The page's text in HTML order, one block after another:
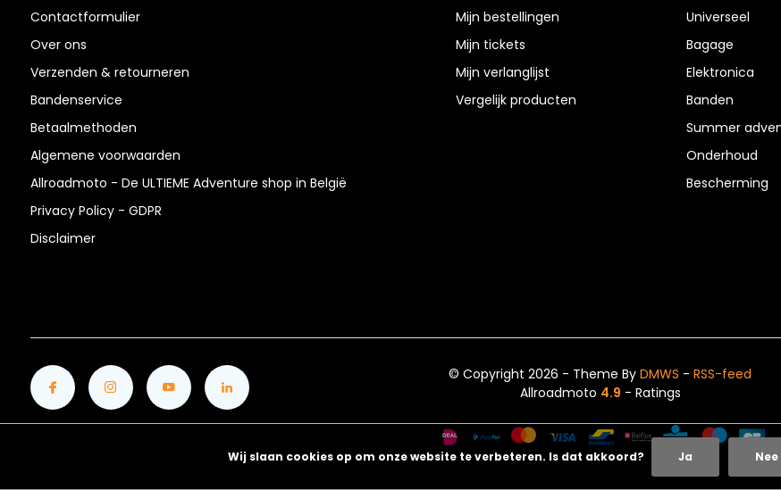
Contactformulier
Over ons
Verzenden & retourneren
Bandenservice
Betaalmethoden
Algemene voorwaarden
Allroadmoto - De ULTIEME Adventure shop in België
Privacy Policy - GDPR
Disclaimer
Mijn bestellingen
Mijn tickets
Mijn verlanglijst
Vergelijk producten
Universeel
Bagage
Elektronica
Banden
Summer
Onderhoud
Bescherming
© Copyright 2026 - Theme ByDMWS -RSS-feed
Allroadmoto 4.9 - Ratings
Wij slaan cookies op om onze website te verbeteren. Is dat akkoord? Ja Nee